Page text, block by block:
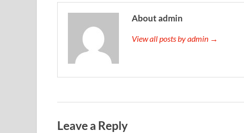
About admin
View all posts by admin →
Leave a Reply